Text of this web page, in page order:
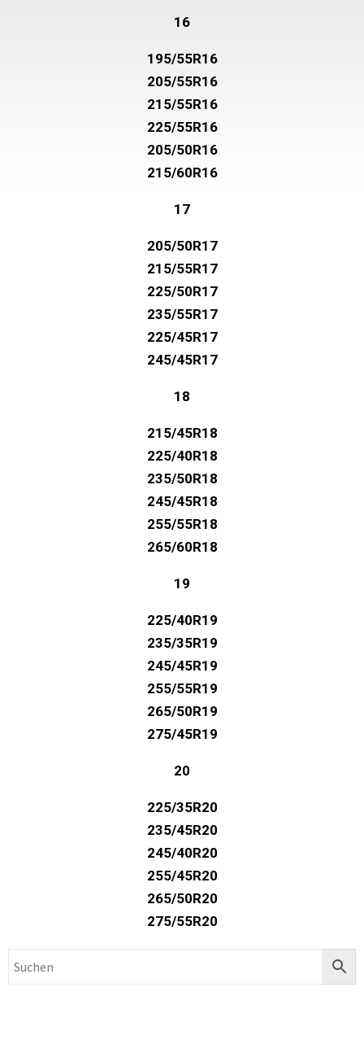
16
195/55R16
205/55R16
215/55R16
225/55R16
205/50R16
215/60R16
17
205/50R17
215/55R17
225/50R17
235/55R17
225/45R17
245/45R17
18
215/45R18
225/40R18
235/50R18
245/45R18
255/55R18
265/60R18
19
225/40R19
235/35R19
245/45R19
255/55R19
265/50R19
275/45R19
20
225/35R20
235/45R20
245/40R20
255/45R20
265/50R20
275/55R20